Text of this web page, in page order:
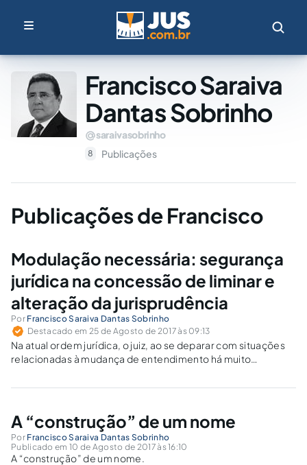
Francisco Saraiva
Dantas Sobrinho
saraivasobrinho
8 Publicações
Publicações de Francisco
Modulação necessária: segurança
jurídica na concessão de liminar e
alteração da jurisprudência
Por Francisco Saraiva Dantas Sobrinho
Destacado em 25 de Agosto de 2017 às 09:13
Na atual ordem jurídica, o juiz, ao se deparar com situações
relacionadas à mudança de entendimento há muito
de sua decisão.
A “construção” de um nome
Por Francisco Saraiva Dantas Sobrinho
Publicado em 10 de Agosto de 2017 às 16:10
A “construção” de um nome.